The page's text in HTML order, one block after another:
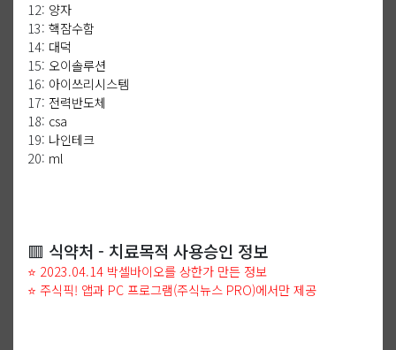
12: 양자
13: 핵잠수함
14: 대덕
15: 오이솔루션
16: 아이쓰리시스템
17: 전력반도체
18: csa
19: 나인테크
20: ml
🟥 식약처 - 치료목적 사용승인 정보
⭐ 2023.04.14 박셀바이오를 상한가 만든 정보
⭐ 주식픽! 앱과 PC 프로그램(주식뉴스 PRO)에서만 제공